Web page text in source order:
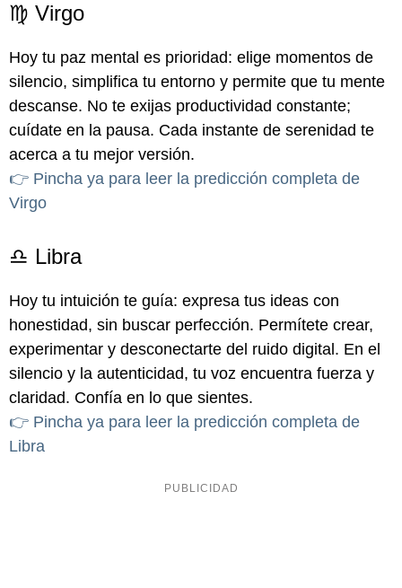
♍ Virgo
Hoy tu paz mental es prioridad: elige momentos de
silencio, simplifica tu entorno y permite que tu mente
descanse. No te exijas productividad constante;
cuídate en la pausa. Cada instante de serenidad te
acerca a tu mejor versión.
👉 Pincha ya para leer la predicción completa de
Virgo
♎ Libra
Hoy tu intuición te guía: expresa tus ideas con
honestidad, sin buscar perfección. Permítete crear,
experimentar y desconectarte del ruido digital. En el
silencio y la autenticidad, tu voz encuentra fuerza y
claridad. Confía en lo que sientes.
👉 Pincha ya para leer la predicción completa de
Libra